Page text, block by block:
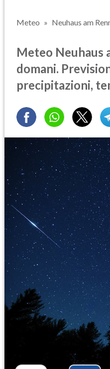
Meteo Neuhaus am
Meteo Neuhaus
domani.
precipitazioni,